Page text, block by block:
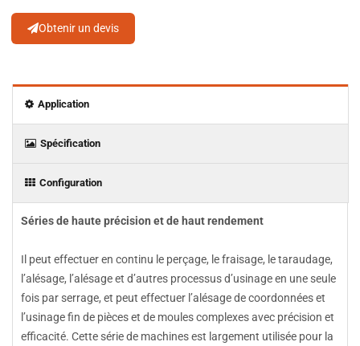
Obtenir un devis
Application
Spécification
Configuration
Séries de haute précision et de haut rendement
Il peut effectuer en continu le perçage, le fraisage, le taraudage,
l’alésage, l’alésage et d’autres processus d’usinage en une seule
fois par serrage, et peut effectuer l’alésage de coordonnées et
l’usinage fin de pièces et de moules complexes avec précision et
efficacité. Cette série de machines est largement utilisée pour la